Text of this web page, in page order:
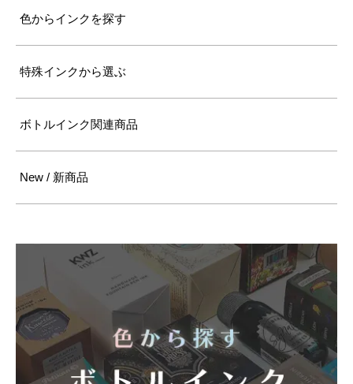
色からインクを探す
特殊インクから選ぶ
ボトルインク関連商品
New / 新商品